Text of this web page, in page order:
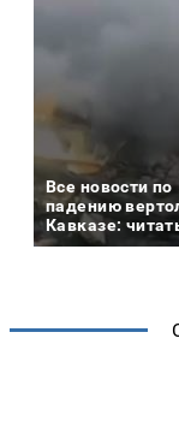
Все новости по
падению
Кавказе: